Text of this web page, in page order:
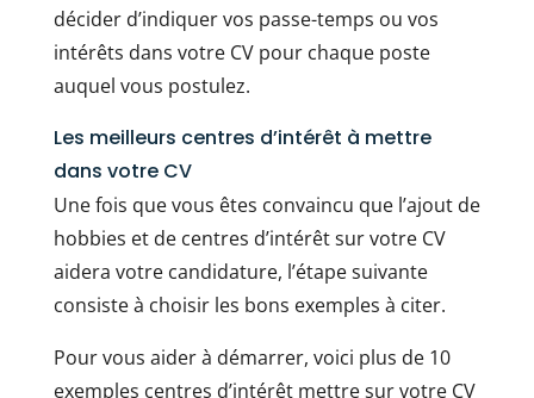
décider d’indiquer vos passe-temps ou vos
intérêts dans votre CV pour chaque poste
auquel vous postulez.
Les meilleurs centres d’intérêt à mettre
dans votre CV
Une fois que vous êtes convaincu que l’ajout de
hobbies et de centres d’intérêt sur votre CV
aidera votre candidature, l’étape suivante
consiste à choisir les bons exemples à citer.
Pour vous aider à démarrer, voici plus de 10
exemples centres d’intérêt mettre sur votre CV